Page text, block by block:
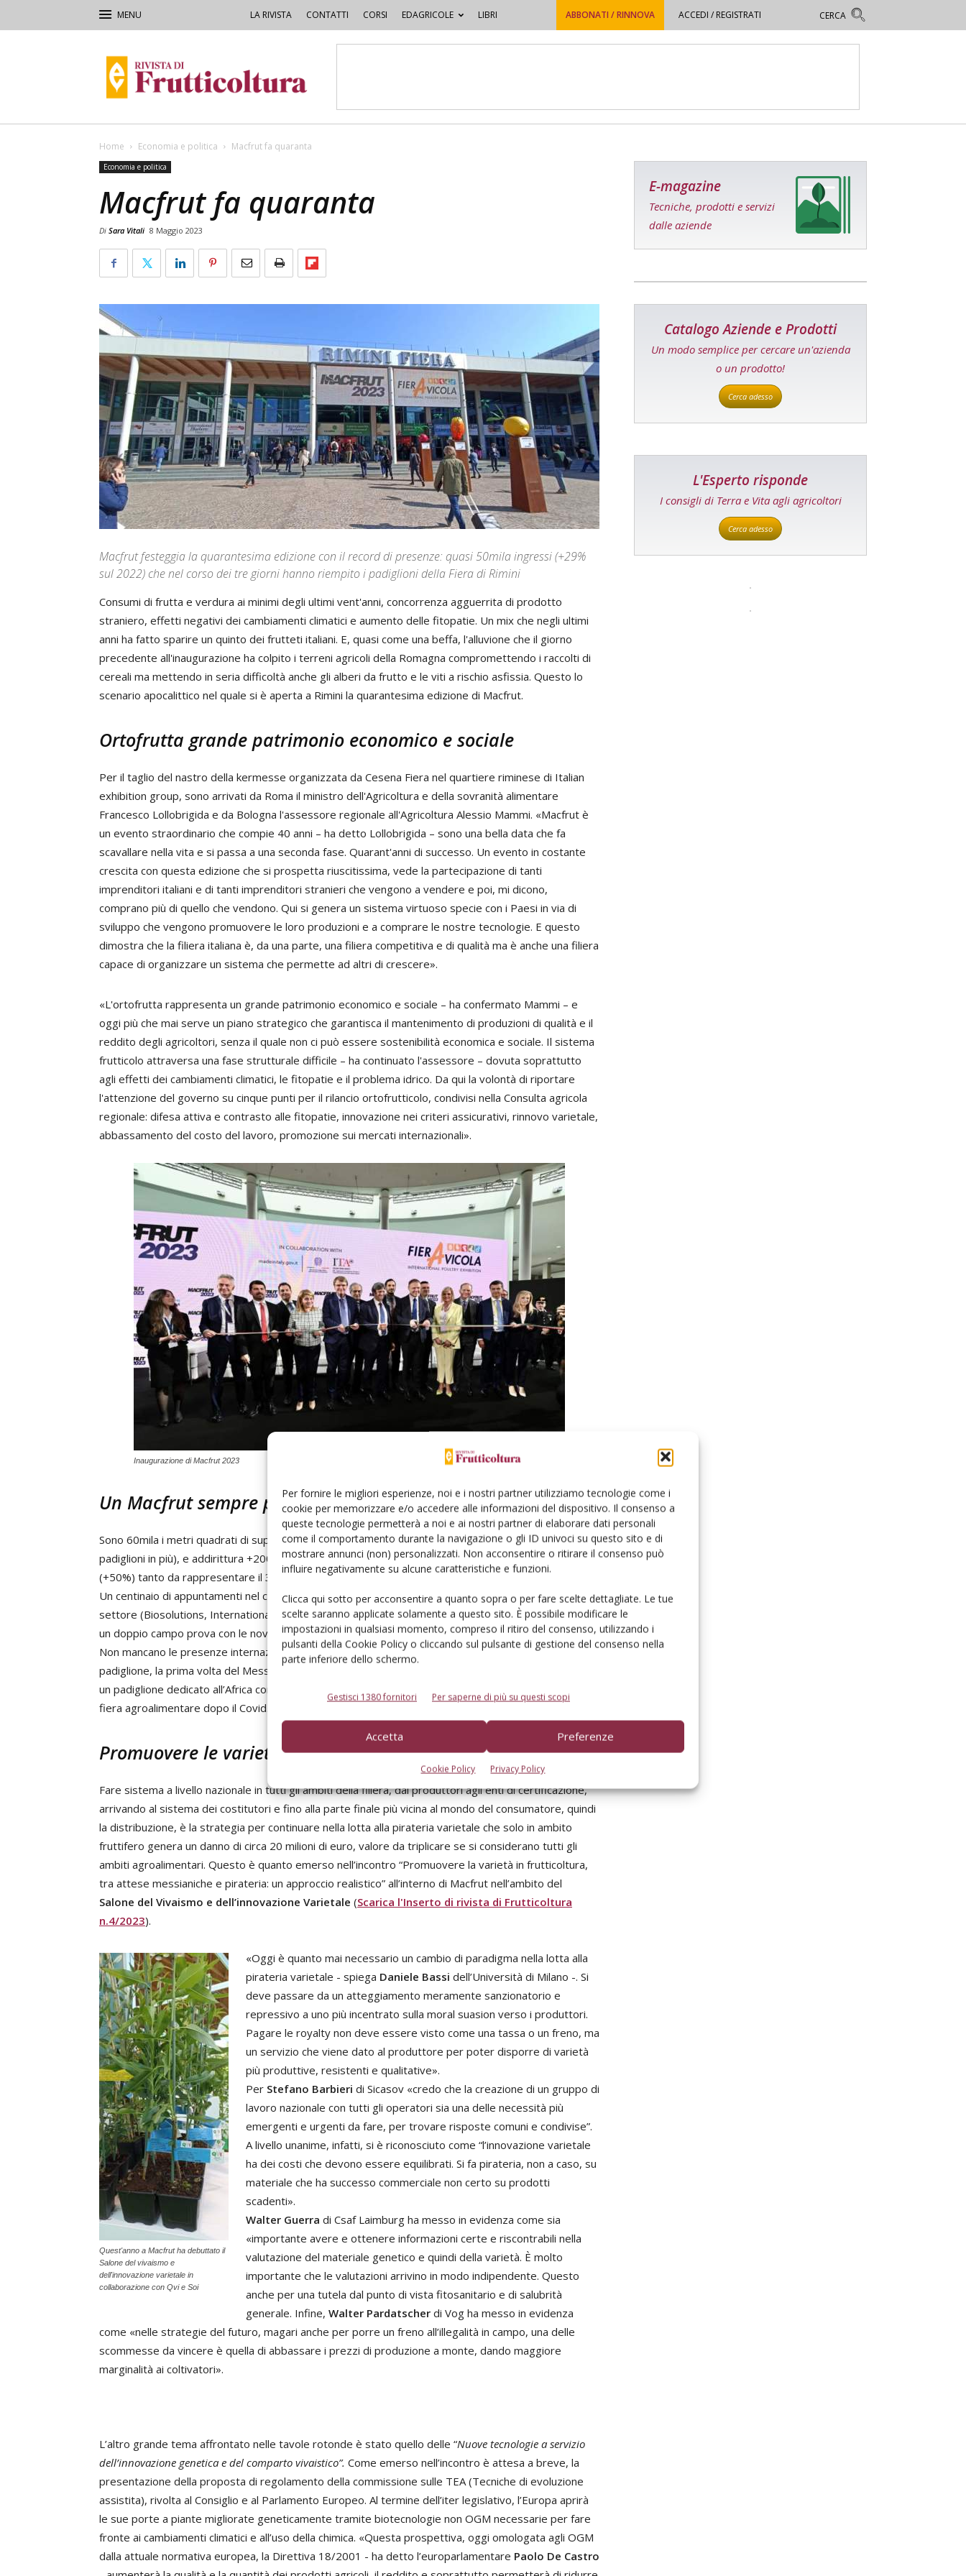
Per fornire le migliori esperienze, noi e i nostri partner utilizziamo tecnologie come i
cookie per memorizzare e/o accedere alle informazioni del dispositivo. Il consenso a
queste tecnologie permetterà a noi e ai nostri partner di elaborare dati personali
come il comportamento durante la navigazione o gli ID univoci su questo sito e di
mostrare annunci (non) personalizzati. Non acconsentire o ritirare il consenso può
influire negativamente su alcune caratteristiche e funzioni.
Clicca qui sotto per acconsentire a quanto sopra o per fare scelte dettagliate. Le tue
scelte saranno applicate solamente a questo sito. È possibile modificare le
impostazioni in qualsiasi momento, compreso il ritiro del consenso, utilizzando i
pulsanti della Cookie Policy o cliccando sul pulsante di gestione del consenso nella
parte inferiore dello schermo.
Gestisci 1380 fornitori Per saperne di più su questi scopi
Accetta Preferenze
Cookie Policy Privacy Policy
LA RIVISTA CONTATTI CORSI EDAGRICOLE LIBRI ABBONATI / RINNOVA ACCEDI / REGISTRATI
di
Frutticoltura
Home Economia e politica Macfrut fa quaranta
Economia e politica
Macfrut fa quaranta
Di Sara Vitali 8 Maggio 2023
Macfrut festeggia la quarantesima edizione con il record di presenze: quasi 50mila ingressi (+29%
sul 2022) che nel corso dei tre giorni hanno riempito i padiglioni della Fiera di Rimini
Consumi di frutta e verdura ai minimi degli ultimi vent'anni, concorrenza agguerrita di prodotto
straniero, effetti negativi dei cambiamenti climatici e aumento delle fitopatie. Un mix che negli ultimi
anni ha fatto sparire un quinto dei frutteti italiani. E, quasi come una beffa, l'alluvione che il giorno
precedente all'inaugurazione ha colpito i terreni agricoli della Romagna compromettendo i raccolti di
cereali ma mettendo in seria difficoltà anche gli alberi da frutto e le viti a rischio asfissia. Questo lo
scenario apocalittico nel quale si è aperta a Rimini la quarantesima edizione di Macfrut.
Ortofrutta grande patrimonio economico e sociale
Per il taglio del nastro della kermesse organizzata da Cesena Fiera nel quartiere riminese di Italian
exhibition group, sono arrivati da Roma il ministro dell'Agricoltura e della sovranità alimentare
Francesco Lollobrigida e da Bologna l'assessore regionale all'Agricoltura Alessio Mammi. «Macfrut è
un evento straordinario che compie 40 anni – ha detto Lollobrigida – sono una bella data che fa
scavallare nella vita e si passa a una seconda fase. Quarant'anni di successo. Un evento in costante
crescita con questa edizione che si prospetta riuscitissima, vede la partecipazione di tanti
imprenditori italiani e di tanti imprenditori stranieri che vengono a vendere e poi, mi dicono,
comprano più di quello che vendono. Qui si genera un sistema virtuoso specie con i Paesi in via di
sviluppo che vengono promuovere le loro produzioni e a comprare le nostre tecnologie. E questo
dimostra che la filiera italiana è, da una parte, una filiera competitiva e di qualità ma è anche una filiera
capace di organizzare un sistema che permette ad altri di crescere».
«L'ortofrutta rappresenta un grande patrimonio economico e sociale – ha confermato Mammi – e
oggi più che mai serve un piano strategico che garantisca il mantenimento di produzioni di qualità e il
reddito degli agricoltori, senza il quale non ci può essere sostenibilità economica e sociale. Il sistema
frutticolo attraversa una fase strutturale difficile – ha continuato l'assessore – dovuta soprattutto
agli effetti dei cambiamenti climatici, le fitopatie e il problema idrico. Da qui la volontà di riportare
l'attenzione del governo su cinque punti per il rilancio ortofrutticolo, condivisi nella Consulta agricola
regionale: difesa attiva e contrasto alle fitopatie, innovazione nei criteri assicurativi, rinnovo varietale,
abbassamento del costo del lavoro, promozione sui mercati internazionali».
Inaugurazione di Macfrut 2023
Un Macfrut sempre più grande
Sono 60mila i metri quadrati di superficie della fiera (+35% rispetto allo scorso anno con due
padiglioni in più), e addirittura +200% rispetto a otto anni fa. E ancora, in crescita gli espositori esteri
(+50%) tanto da rappresentare il 38% del totale, a cui si aggiungono 1.500 top buyer internazionali.
Un centinaio di appuntamenti nel corso dei tre giorni, i saloni tematici sulle principali tematiche del
settore (Biosolutions, International Blueberry Days, Spezie ed Erbe Officinali, Pomodoro, Vivaismo),
un doppio campo prova con le novità tecniche e tecnologiche del settore, la Calabria Regione partner.
Non mancano le presenze internazionali con il Sud America area partner protagonista in un intero
padiglione, la prima volta del Messico e dell'Arabia Saudita, un maxi stand dell'Egitto con 22 aziende,
un padiglione dedicato all’Africa con 19 Paesi e il ritorno della Cina con 32 aziende prima volta a una
fiera agroalimentare dopo il Covid.
Promuovere le varietà in frutticoltura
Fare sistema a livello nazionale in tutti gli ambiti della filiera, dai produttori agli enti di certificazione,
arrivando al sistema dei costitutori e fino alla parte finale più vicina al mondo del consumatore, quindi
la distribuzione, è la strategia per continuare nella lotta alla pirateria varietale che solo in ambito
fruttifero genera un danno di circa 20 milioni di euro, valore da triplicare se si considerano tutti gli
ambiti agroalimentari. Questo è quanto emerso nell’incontro “Promuovere la varietà in frutticoltura,
tra attese messianiche e pirateria: un approccio realistico” all’interno di Macfrut nell’ambito del
Salone del Vivaismo e dell’innovazione Varietale (Scarica l'Inserto di rivista di Frutticoltura
n.4/2023).
Quest'anno a Macfrut ha debuttato il
Salone del vivaismo e
dell'innovazione varietale in
collaborazione con Qvi e Soi
«Oggi è quanto mai necessario un cambio di paradigma nella lotta alla
pirateria varietale - spiega Daniele Bassi dell’Università di Milano -. Si
deve passare da un atteggiamento meramente sanzionatorio e
repressivo a uno più incentrato sulla moral suasion verso i produttori.
Pagare le royalty non deve essere visto come una tassa o un freno, ma
un servizio che viene dato al produttore per poter disporre di varietà
più produttive, resistenti e qualitative».
Per Stefano Barbieri di Sicasov «credo che la creazione di un gruppo di
lavoro nazionale con tutti gli operatori sia una delle necessità più
emergenti e urgenti da fare, per trovare risposte comuni e condivise”.
A livello unanime, infatti, si è riconosciuto come “l’innovazione varietale
ha dei costi che devono essere equilibrati. Si fa pirateria, non a caso, su
materiale che ha successo commerciale non certo su prodotti
scadenti».
Walter Guerra di Csaf Laimburg ha messo in evidenza come sia
«importante avere e ottenere informazioni certe e riscontrabili nella
valutazione del materiale genetico e quindi della varietà. È molto
importante che le valutazioni arrivino in modo indipendente. Questo
anche per una tutela dal punto di vista fitosanitario e di salubrità
generale. Infine, Walter Pardatscher di Vog ha messo in evidenza
come «nelle strategie del futuro, magari anche per porre un freno all’illegalità in campo, una delle
scommesse da vincere è quella di abbassare i prezzi di produzione a monte, dando maggiore
marginalità ai coltivatori».
L’altro grande tema affrontato nelle tavole rotonde è stato quello delle “Nuove tecnologie a servizio
dell’innovazione genetica e del comparto vivaistico”. Come emerso nell’incontro è attesa a breve, la
presentazione della proposta di regolamento della commissione sulle TEA (Tecniche di evoluzione
assistita), rivolta al Consiglio e al Parlamento Europeo. Al termine dell’iter legislativo, l’Europa aprirà
le sue porte a piante migliorate geneticamente tramite biotecnologie non OGM necessarie per fare
fronte ai cambiamenti climatici e all’uso della chimica. «Questa prospettiva, oggi omologata agli OGM
dalla attuale normativa europea, la Direttiva 18/2001 - ha detto l’europarlamentare Paolo De Castro
E-magazine
Tecniche, prodotti e servizi
dalle aziende
Catalogo Aziende e Prodotti
Un modo semplice per cercare un'azienda
o un prodotto!
Cerca adesso
L'Esperto risponde
I consigli di Terra e Vita agli agricoltori
Cerca adesso